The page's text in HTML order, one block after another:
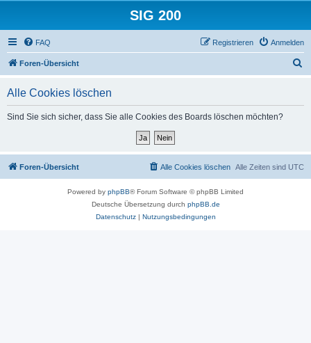
SIG 200
FAQ Anmelden
Registrieren
Foren-Übersicht
Alle Cookies löschen
Sind Sie sich sicher, dass Sie alle Cookies des Boards löschen möchten?
Foren-Übersicht Alle Zeiten sind UTC
Alle Cookies löschen
Powered by phpBB® Forum Software © phpBB Limited
Deutsche Übersetzung durch phpBB.de
Datenschutz| Nutzungsbedingungen